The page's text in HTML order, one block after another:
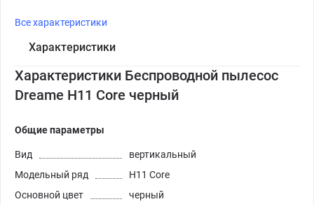
Все характеристики
Характеристики
Характеристики Беспроводной пылесос
Dreame H11 Core черный
Общие параметры
Вид
вертикальный
Модельный ряд
H11 Core
Основной цвет
черный